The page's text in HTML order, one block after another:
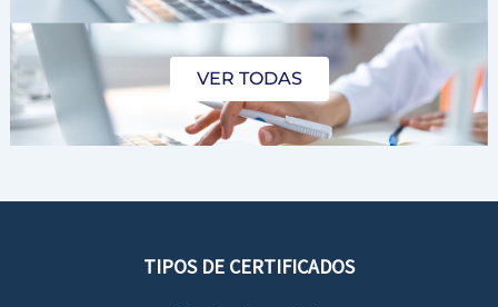
VER TODAS
TIPOS DE CERTIFICADOS